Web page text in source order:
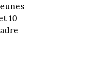
10